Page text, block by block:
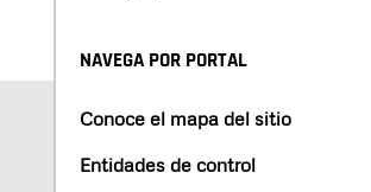
NAVEGA POR PORTAL
Conoce el mapa del sitio
Entidades de control